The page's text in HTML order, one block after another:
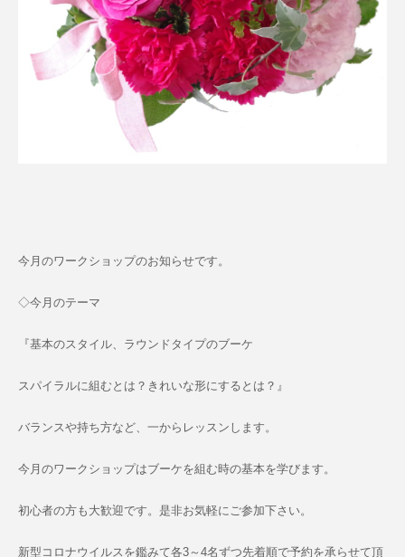
今月のワークショップのお知らせです。
◇今月のテーマ
『基本のスタイル、ラウンドタイプのブーケ
スパイラルに組むとは？きれいな形にするとは？』
バランスや持ち方など、一からレッスンします。
今月のワークショップはブーケを組む時の基本を学びます。
初心者の方も大歓迎です。是非お気軽にご参加下さい。
新型コロナウイルスを鑑みて各3～4名ずつ先着順で予約を承らせて頂